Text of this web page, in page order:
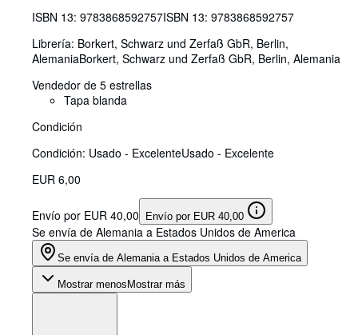
ISBN 13: 9783868592757ISBN 13: 9783868592757
Librería: Borkert, Schwarz und Zerfaß GbR, Berlin,
AlemaniaBorkert, Schwarz und Zerfaß GbR, Berlin, Alemania
Vendedor de 5 estrellas
Tapa blanda
Condición
Condición: Usado - ExcelenteUsado - Excelente
EUR 6,00
Envío por EUR 40,00 Envío por EUR 40,00
Se envía de Alemania a Estados Unidos de America
Se envía de Alemania a Estados Unidos de America
Mostrar menos Mostrar más